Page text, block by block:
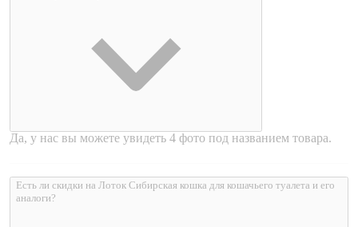
Да, у нас вы можете увидеть 4 фото под названием товара.
Есть ли скидки на Лоток Сибирская кошка для кошачьего туалета и его
аналоги?